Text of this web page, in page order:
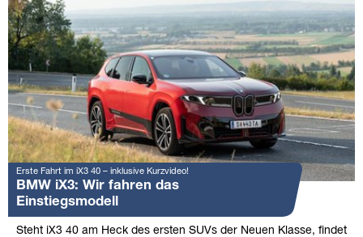
Erste Fahrt im iX3 40 – inklusive Kurzvideo!
BMW iX3: Wir fahren das
Einstiegsmodell
Steht iX3 40 am Heck des ersten SUVs der Neuen Klasse, findet